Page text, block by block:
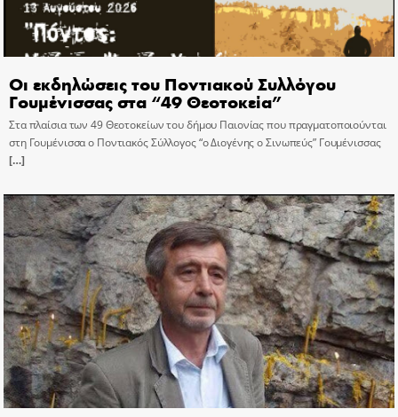
Οι εκδηλώσεις του Ποντιακού Συλλόγου
Γουμένισσας στα “49 Θεοτοκεία”
Στα πλαίσια των 49 Θεοτοκείων του δήμου Παιονίας που πραγματοποιούνται
στη Γουμένισσα ο Ποντιακός Σύλλογος “ο Διογένης ο Σινωπεύς” Γουμένισσας
[…]